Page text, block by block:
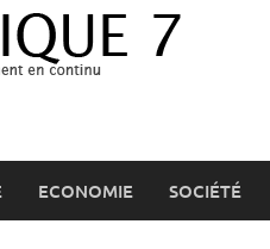
ECONOMIE SOCIÉTÉ